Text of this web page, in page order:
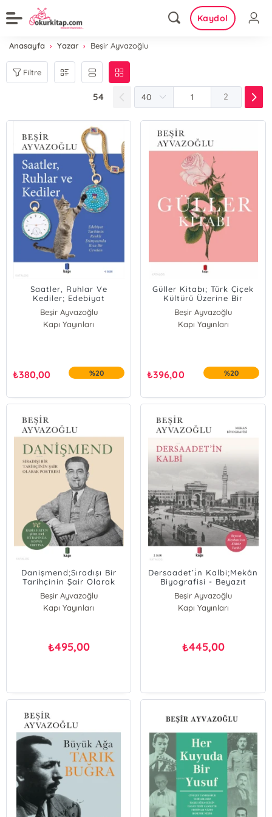
Kaydol
Anasayfa Yazar Beşir Ayvazoğlu
Filtre
54 2
Saatler, Ruhlar Ve
Kediler; Edebiyat
Tarihinin Renkli
Dünyasında Kısa Bir
Cevalan
Beşir Ayvazoğlu
Kapı Yayınları
₺380,00 %20
Güller Kitabı; Türk Çiçek
Kültürü Üzerine Bir
Beşir Ayvazoğlu
Kapı Yayınları
₺396,00 %20
Danişmend;Sıradışı Bir
Tarihçinin Şair Olarak
Beşir Ayvazoğlu
Kapı Yayınları
₺495,00
Dersaadet’i̇n Kalbi;Mekân
Biyografisi - Beyazıt
Meydanı'nın Kültür Tarihi
Beşir Ayvazoğlu
Kapı Yayınları
₺445,00